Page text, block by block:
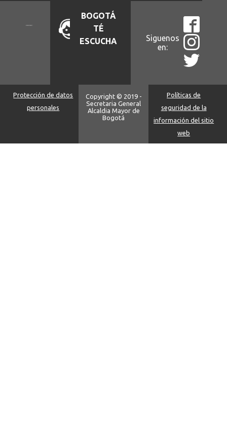
BOGOTÁ
TÉ
ESCUCHA
Siguenos
en:
Protección de datos
personales
Copyright © 2019 -
Secretaria General
Alcaldia Mayor de
Bogotá
Políticas de
seguridad de la
información del sitio
web